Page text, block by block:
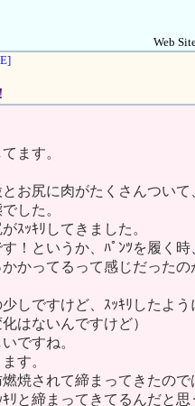
Web
ます。
お尻に肉がたくさんついて
した。
ｽｯｷﾘしてきました。
！というか、ﾊﾟﾝﾂを履く時
かってるって感じだった
しですけど、ｽｯｷﾘしたよう
はないんですけど）
ですね。
す。
焼されて締まってきたので
ﾘと締まってきてるんだと